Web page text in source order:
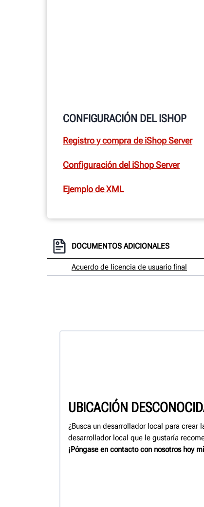
CONFIGURACIÓN DEL ISHOP
Registro y compra de iShop Server
Configuración del iShop Server
Ejemplo de XML
DOCUMENTOS ADICIONALES
Acuerdo de licencia de usuario final
UBICACIÓN
¿Busca un desarrollador local para crear
desarrollador local que le gustaría
¡Póngase en contacto con nosotros hoy